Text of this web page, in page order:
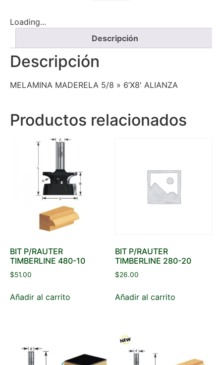
Loading...
Descripción
Descripción
MELAMINA MADERELA 5/8 » 6’X8′ ALIANZA
Productos relacionados
BIT P/RAUTER
TIMBERLINE 480-10
$51.00
Añadir al carrito
BIT P/RAUTER
TIMBERLINE 280-20
$26.00
Añadir al carrito